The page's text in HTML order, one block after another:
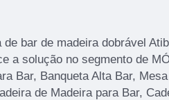
bar de madeira dobrável
a solução no segmento de
Bar, Banqueta Alta Bar,
de Madeira para Bar,